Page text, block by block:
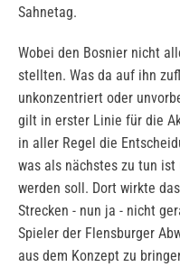
Sahnetag.
Wobei den Bosnier nicht
stellten. Was da auf ihn
unkonzentriert oder
gilt in erster Linie für die
in aller Regel die
was als nächstes zu tun
werden soll. Dort wirkte
Strecken - nun ja - nicht
Spieler der Flensburger
aus dem Konzept zu